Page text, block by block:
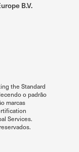
B.V.
the Standard
o padrão
marcas
Services.